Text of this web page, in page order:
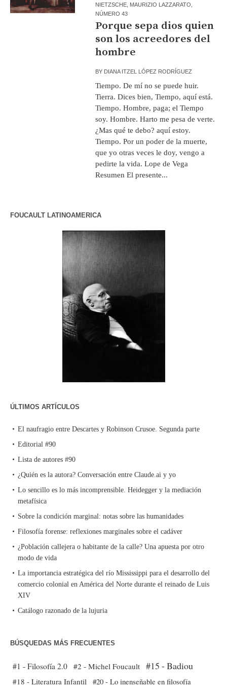
NIETZSCHE MAURIZIO LAZZARATO
NÚMERO 43
Porque sepa dios quien
son los acreedores del
hombre
BY DIANA ITZEL LÓPEZ RODRÍGUEZ
Tiempo. De mí no se puede huir.
Tierra. Dices bien, Tiempo, aquí está.
Tiempo. Hombre, paga; el Tiempo
soy. Hombre. Harto me pesa de verte.
¿Mas qué te debo? aquí estoy.
Tiempo. Por un poder de la muerte,
que yo otras veces le doy, vengo a
pedirte la vida. Lope de Vega
Resumen El presente...
FOUCAULT LATINOAMERICA
ÚLTIMOS ARTÍCULOS
El naufragio entre Descartes y Robinson Crusoe. Segunda parte
Editorial #90
Lista de autores #90
¿Quién es la autora? Conversación entre Claude.ai y yo
Lo sencillo es lo más incomprensible. Heidegger y la mediación
metafísica
Sobre la condición marginal: notas sobre las humanidades
Filosofía forense: reflexiones marginales sobre el cadáver
¿Población callejera o habitante de la calle? Una apuesta por otro
modo de vida
La importancia estratégica del río Mississippi para el desarrollo del
comercio colonial en América del Norte durante el reinado de Luis
XIV
Catálogo razonado de la lujuria
BÚSQUEDAS MÁS FRECUENTES
#1 - Filosofía 2.0 #2 - Michel Foucault #15 - Badiou
#18 - Literatura Infantil #20 - Lo inenseñable en filosofía